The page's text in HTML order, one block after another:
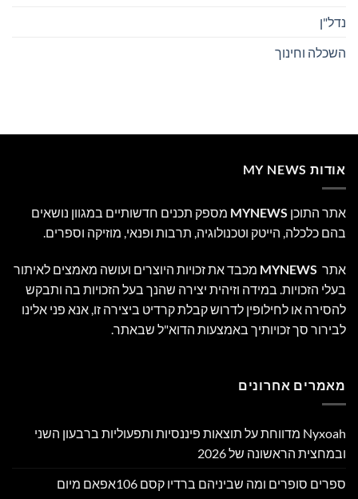
נדל"ן
השכלה וחינוך
אודות MY NEWS
אתר התוכן MYNEWS מספק תכנים חדשותיים במגוון נושאים
בהם כלכלה, הייטק וטכנולוגיה, תרבות ופנאי, מוזיקה וספרים.
אתר MYNEWS מכבד את זכויות היוצרים ועושה מאמצים לאיתור
בעלי הזכויות. במידה וזיהית יצירה שהנך בעל הזכויות בה ותבקש
להסירה או לחילופין לדרוש קבלת קרדיט ביצירה זו, אנא פני אלינו
לבירור סך זכויותיך באמצעות הדוא"ל שבאתר.
מאמרים אחרונים
Nyxoah מדווחת על תוצאות פיננסיות ותפעוליות ברבעון השני
ובמחצית הראשונה של 2026
ספרים סופרים ומה שביניהם ברדיו קסם 106אפאם מיום